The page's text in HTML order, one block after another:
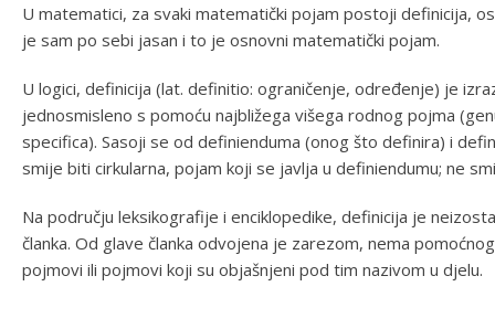
U matematici, za svaki matematički pojam postoji definicija,
je sam po sebi jasan i to je osnovni matematički pojam.
U logici, definicija (lat. definitio: ograničenje, određenje) je
jednosmisleno s pomoću najbližega višega rodnog pojma
specifica). Sasoji se od definienduma (onog što definira) i
smije biti cirkularna, pojam koji se javlja u definiendumu; ne
Na području leksikografije i enciklopedike, definicija je
članka. Od glave članka odvojena je zarezom, nema
pojmovi ili pojmovi koji su objašnjeni pod tim nazivom u djelu.